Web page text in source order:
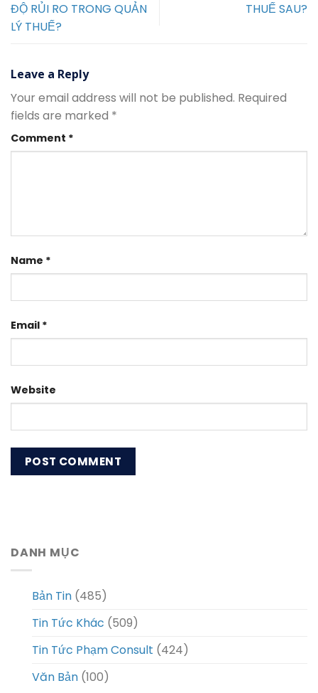
ĐỘ RỦI RO TRONG QUẢN
LÝ THUẾ?
THUẾ SAU?
Leave a Reply
Your email address will not be published. Required
fields are marked *
Comment *
Name *
Email *
Website
DANH MỤC
Bản Tin (485)
Tin Tức Khác (509)
Tin Tức Phạm Consult (424)
Văn Bản (100)